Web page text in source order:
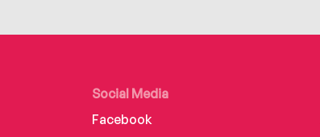
Social Media
Facebook